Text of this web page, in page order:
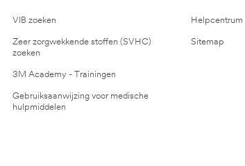
VIB zoeken
Zeer zorgwekkende stoffen (SVHC)
zoeken
3M Academy - Trainingen
Gebruiksaanwijzing voor medische
hulpmiddelen
Helpcentrum
Sitemap